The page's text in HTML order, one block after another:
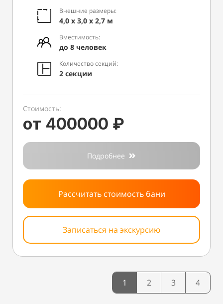
Внешние размеры:
4,0 х 3,0 х 2,7 м
Вместимость:
до 8 человек
Количество секций:
2 секции
Стоимость:
от 400000 ₽
Подробнее
Рассчитать стоимость бани
Записаться на экскурсию
1 2 3 4